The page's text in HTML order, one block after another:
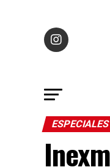
ESPECIALES